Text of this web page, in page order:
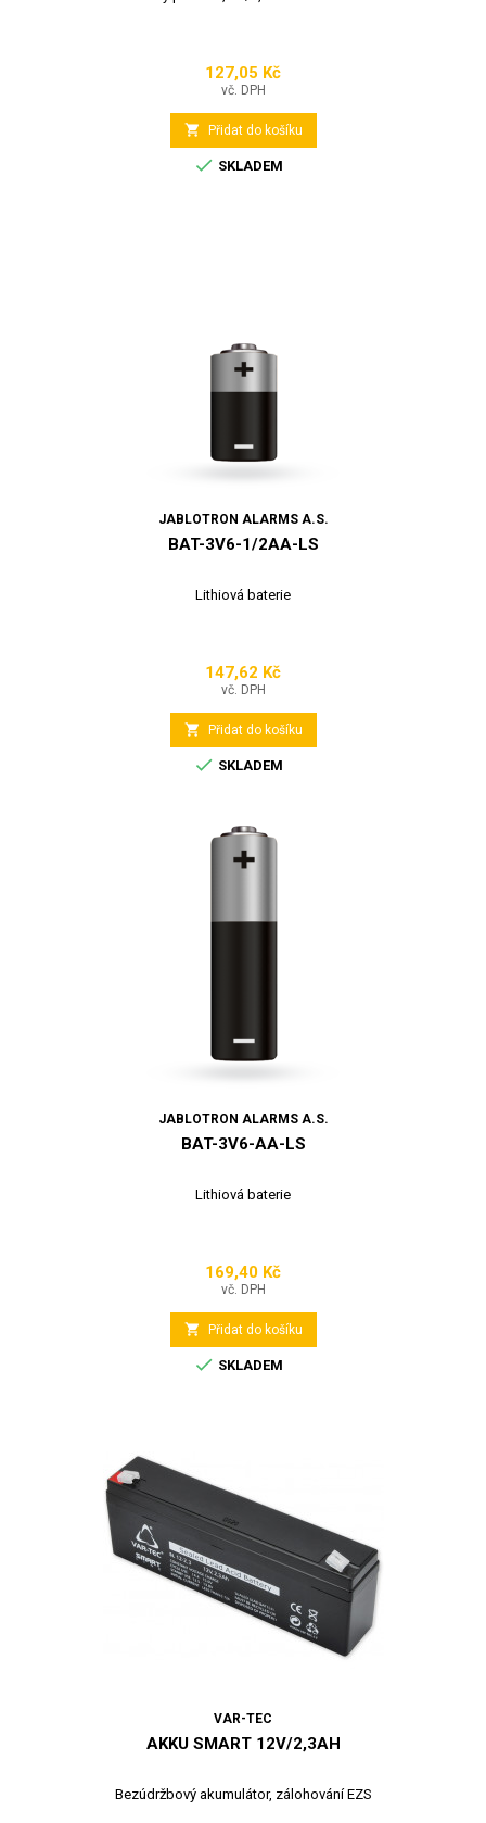
Cena
127,05 Kč
vč. DPH
 Přidat do košíku
 SKLADEM
JABLOTRON ALARMS A.S.
BAT-3V6-1/2AA-LS
Lithiová baterie
Cena
147,62 Kč
vč. DPH
 Přidat do košíku
 SKLADEM
JABLOTRON ALARMS A.S.
BAT-3V6-AA-LS
Lithiová baterie
Cena
169,40 Kč
vč. DPH
 Přidat do košíku
 SKLADEM
VAR-TEC
AKKU SMART 12V/2,3AH
Bezúdržbový akumulátor, zálohování EZS